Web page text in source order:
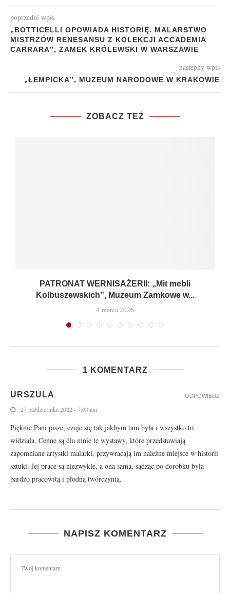
poprzedni wpis
„BOTTICELLI OPOWIADA HISTORIĘ. MALARSTWO
MISTRZÓW RENESANSU Z KOLEKCJI ACCADEMIA
CARRARA”, ZAMEK KRÓLEWSKI W WARSZAWIE
następny wpis
„ŁEMPICKA”, MUZEUM NARODOWE W KRAKOWIE
ZOBACZ TEŻ
PATRONAT WERNISAŻERII: „Mit mebli
Kolbuszewskich”, Muzeum Zamkowe w...
4 marca 2026
1 KOMENTARZ
URSZULA
27 października 2022 - 7:03 am
Pięknie Pani pisze, czuje się tak jakbym tam była i wszystko to
widziała. Cenne są dla mnie te wystawy, które przedstawiają
zapomniane artystki malarki, przywracają im należne miejsce w historii
sztuki. Jej prace są niezwykle, a ona sama, sądząc po dorobku była
bardzo pracowitą i płodną twórczynią.
ODPOWIEDZ
NAPISZ KOMENTARZ